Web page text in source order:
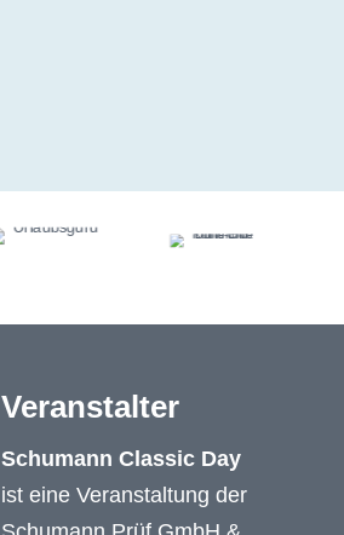
Veranstalter
Schumann Classic Day
ist eine Veranstaltung der